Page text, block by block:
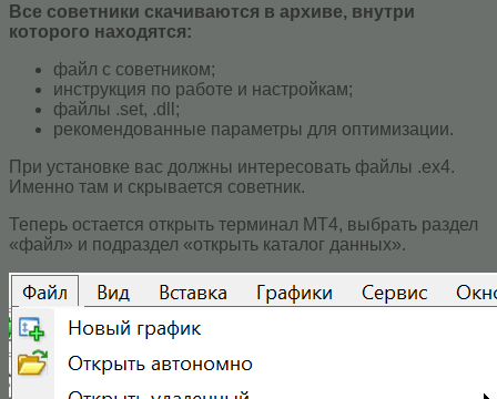
Все советники скачиваются в архиве, внутри
которого находятся:
файл с советником;
инструкция по работе и настройкам;
файлы .set, .dll;
рекомендованные параметры для оптимизации.
При установке вас должны интересовать файлы .ex4.
Именно там и скрывается советник.
Теперь остается открыть терминал МТ4, выбрать раздел
«файл» и подраздел «открыть каталог данных».